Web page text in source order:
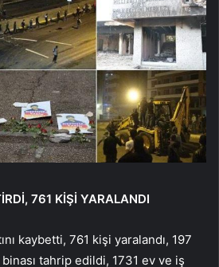
761 KİŞİ YARALANDI
kaybetti, 761 kişi yaralandı, 197
tahrip edildi, 1731 ev ve iş